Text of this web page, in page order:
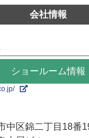
会社情報
ショールーム情報
中区錦二丁目18番